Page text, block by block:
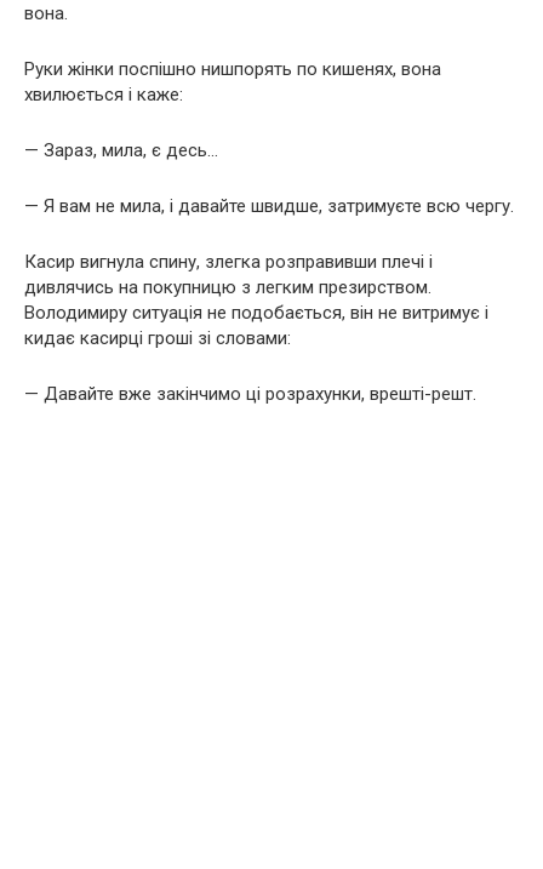
вона.
Руки жінки поспішно нишпорять по кишенях, вона
хвилюється і каже:
— Зараз, мила, є десь…
— Я вам не мила, і давайте швидше, затримуєте всю чергу.
Касир вигнула спину, злегка розправивши плечі і
дивлячись на покупницю з легким презирством.
Володимиру ситуація не подобається, він не витримує і
кидає касирці гроші зі словами:
— Давайте вже закінчимо ці розрахунки, врешті-решт.